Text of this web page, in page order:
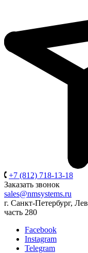
+7 (812) 718-13-18
Заказать звонок
sales@nmsystems.ru
г. Санкт-Петербург,
часть 280
Facebook
Instagram
Telegram